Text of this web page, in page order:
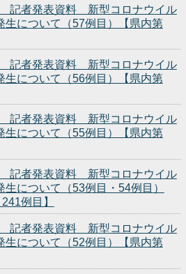
記者発表資料 新型コロナウイル
生について（57例目）【県内第
記者発表資料 新型コロナウイル
生について（56例目）【県内第
記者発表資料 新型コロナウイル
生について（55例目）【県内第
記者発表資料 新型コロナウイル
生について（53例目・54例目）
例目】
記者発表資料 新型コロナウイル
生について（52例目）【県内第